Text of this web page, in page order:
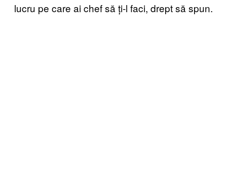
lucru pe care ai chef să ți-l faci, drept să spun.